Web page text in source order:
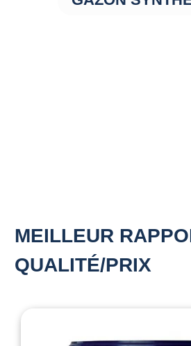
MEILLEUR
QUALITÉ/PRIX